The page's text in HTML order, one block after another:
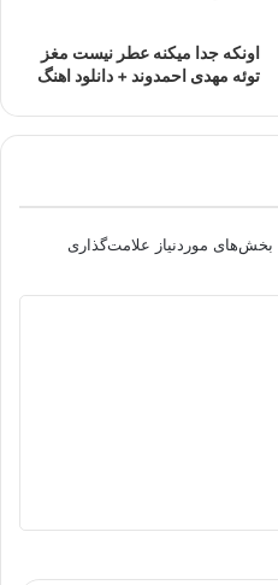
اونکه جدا میکنه عطر نیست مغز
توئه مهدی احمدوند + دانلود اهنگ
بخش‌های موردنیاز علامت‌گذاری